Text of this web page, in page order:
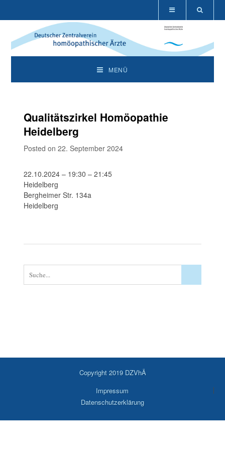
MENÜ
Qualitätszirkel Homöopathie
Heidelberg
Posted on 22. September 2024
22.10.2024 – 19:30 – 21:45
Heidelberg
Bergheimer Str. 134a
Heidelberg
Copyright 2019 DZVhÄ
Impressum
Datenschutzerklärung